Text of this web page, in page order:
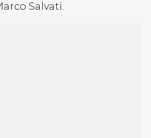
Salvati.